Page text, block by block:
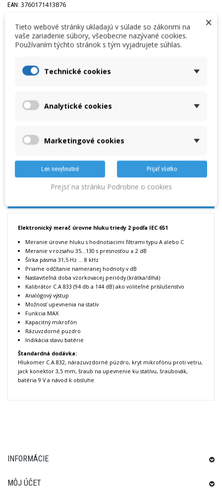
EAN: 3760171413876
439,00 € bez DPH
539,97 € s DPH
436,00 € bez DPH
536,28 € s DPH
Výrobca: Chauvin Arnoux
CA 832
« Predchádzajúci produkt Nasledujúci produkt »
Elektronický merač úrovne hluku triedy 2 podľa IEC 651
Meranie úrovne hluku s hodnotiacimi filtrami typu A alebo C
Meranie v rozsahu 35...130 s presnosťou ± 2 dB
Šírka pásma 31,5 Hz ... 8 kHz
Priame odčítanie nameranej hodnoty v dB
Nastaviteľná doba vzorkovacej periódy (krátka/dlhá)
Kalibrátor C.A 833 (94 db a 144 dB) ako voliteľné príslušenstvo
Analógový výstup
Možnosť upevnenia na statív
Funkcia MAX
Kapacitný mikrofón
Rázuvzdorné puzdro
Indikácia stavu batérie
Štandardná dodávka:
Hlukomer C.A 832, nárazuvzdorné púzdro, kryt mikrofónu proti vetru,
jack konektor 3,5 mm, šraub na upevnenie ku statívu, šraubovák,
batéria 9 V a návod k obsluhe
INFORMÁCIE
MÔJ ÚČET
×
Tieto webové stránky ukladajú v súlade so zákonmi na
vaše zariadenie súbory, všeobecne nazývané cookies.
Používaním týchto stránok s tým vyjadrujete súhlas.
Technické cookies
Analytické cookies
Marketingové cookies
Len nevyhnutné Prijať všetko
Prejsť na stránku Podrobne o cookies